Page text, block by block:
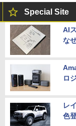
Special Site
AI
な
ロ
レ
色